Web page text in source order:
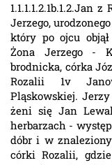
1.1.1.1.2.1b.1.2.Jan
Jerzego,
który po ojcu
Żona Jerzego -
brodnicka, córka
Rozalii 1v
Pląskowskiej.
żeni się Jan
herbarzach -
dóbr i w
córki Rozalii,